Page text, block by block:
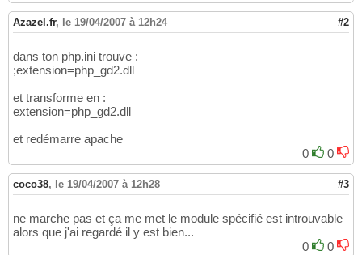
Azazel.fr, le 19/04/2007 à 12h24 #2
dans ton php.ini trouve :
;extension=php_gd2.dll
et transforme en :
extension=php_gd2.dll
et redémarre apache
0
0
coco38, le 19/04/2007 à 12h28 #3
ne marche pas et ça me met le module spécifié est introuvable
alors que j'ai regardé il y est bien...
0
0